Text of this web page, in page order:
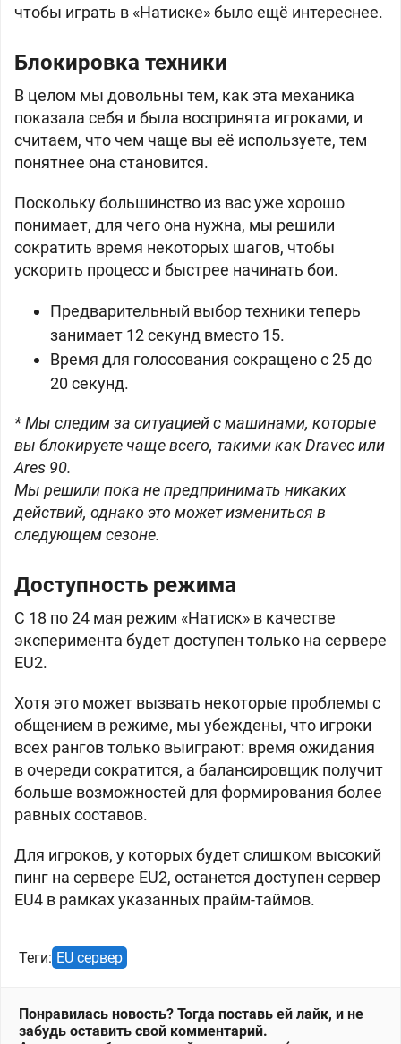
чтобы играть в «Натиске» было ещё интереснее.
Блокировка техники
В целом мы довольны тем, как эта механика
показала себя и была воспринята игроками, и
считаем, что чем чаще вы её используете, тем
понятнее она становится.
Поскольку большинство из вас уже хорошо
понимает, для чего она нужна, мы решили
сократить время некоторых шагов, чтобы
ускорить процесс и быстрее начинать бои.
Предварительный выбор техники теперь
занимает 12 секунд вместо 15.
Время для голосования сокращено с 25 до
20 секунд.
* Мы следим за ситуацией с машинами, которые
вы блокируете чаще всего, такими как Dravec или
Ares 90.
Мы решили пока не предпринимать никаких
действий, однако это может измениться в
следующем сезоне.
Доступность режима
С 18 по 24 мая режим «Натиск» в качестве
эксперимента будет доступен только на сервере
EU2.
Хотя это может вызвать некоторые проблемы с
общением в режиме, мы убеждены, что игроки
всех рангов только выиграют: время ожидания
в очереди сократится, а балансировщик получит
больше возможностей для формирования более
равных составов.
Для игроков, у которых будет слишком высокий
пинг на сервере EU2, останется доступен сервер
EU4 в рамках указанных прайм-таймов.
Теги: EU сервер
Понравилась новость? Тогда поставь ей лайк, и не
забудь оставить свой комментарий.